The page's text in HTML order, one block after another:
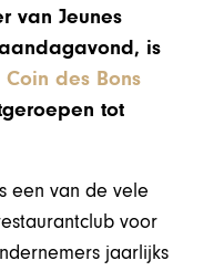
van Jeunes
is
des Bons
tot
een van de vele
voor
jaarlijks